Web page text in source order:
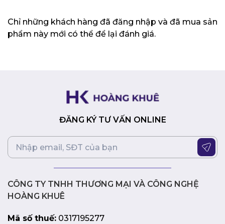
Chỉ những khách hàng đã đăng nhập và đã mua sản
phẩm này mới có thể để lại đánh giá.
ĐĂNG KÝ TƯ VẤN ONLINE
CÔNG TY TNHH THƯƠNG MẠI VÀ CÔNG NGHỆ
HOÀNG KHUÊ
Mã số thuế: 0317195277